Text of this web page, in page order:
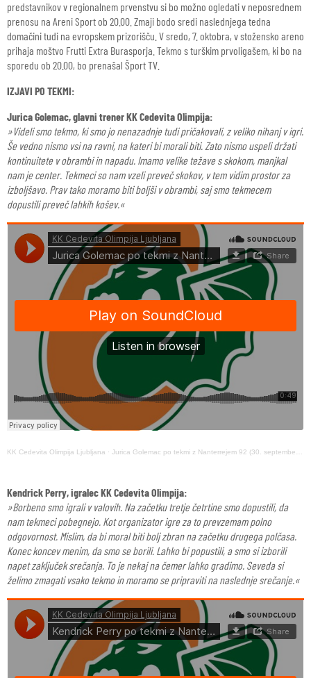
predstavnikov v regionalnem prvenstvu si bo možno ogledati v neposrednem
prenosu na Areni Sport ob 20.00. Zmaji bodo sredi naslednjega tedna
domačini tudi na evropskem prizorišču. V sredo, 7. oktobra, v stožensko areno
prihaja moštvo Frutti Extra Burasporja. Tekmo s turškim prvoligašem, ki bo na
sporedu ob 20.00, bo prenašal Šport TV.
IZJAVI PO TEKMI:
Jurica Golemac, glavni trener KK Cedevita Olimpija:
»Videli smo tekmo, ki smo jo nenazadnje tudi pričakovali, z veliko nihanj v igri.
Še vedno nismo vsi na ravni, na kateri bi morali biti. Zato nismo uspeli držati
kontinuitete v obrambi in napadu. Imamo velike težave s skokom, manjkal
nam je center. Tekmeci so nam vzeli preveč skokov, v tem vidim prostor za
izboljšavo. Prav tako moramo biti boljši v obrambi, saj smo tekmecem
dopustili preveč lahkih košev.«
KK Cedevita Olimpija Ljubljana · Jurica Golemac po tekmi z Nanterrejem 92 (30. september 2020)
Kendrick Perry, igralec KK Cedevita Olimpija:
»Borbeno smo igrali v valovih. Na začetku tretje četrtine smo dopustili, da
nam tekmeci pobegnejo. Kot organizator igre za to prevzemam polno
odgovornost. Mislim, da bi moral biti bolj zbran na začetku drugega polčasa.
Konec koncev menim, da smo se borili. Lahko bi popustili, a smo si izborili
napet zaključek srečanja. To je nekaj na čemer lahko gradimo. Seveda si
želimo zmagati vsako tekmo in moramo se pripraviti na naslednje srečanje.«